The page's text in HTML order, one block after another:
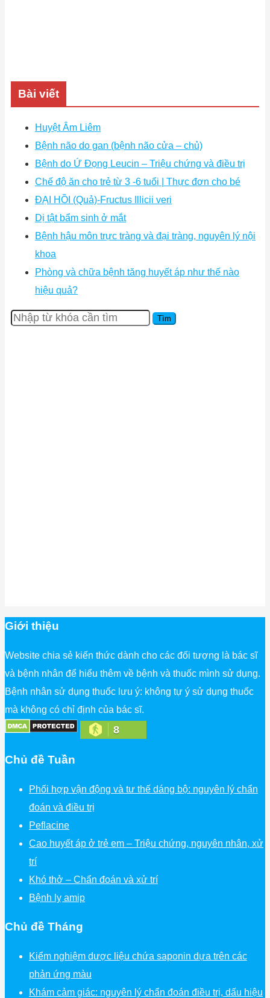
Bài viết
Huyệt Âm Liêm
Bệnh não do gan (bệnh não cửa – chủ)
Bệnh do Ứ Đọng Leucin – Triệu chứng và điều trị
Chế độ ăn cho trẻ từ 3 -6 tuổi | Thực đơn cho bé
ĐẠI HỒI (Quả)-Fructus Illicii veri
Dị tật bẩm sinh ở mắt
Bệnh hậu môn trực tràng và đại tràng, nguyên lý nội
khoa
Phòng và chữa bệnh tăng huyết áp như thế nào
hiệu quả?
Giới thiệu
Website chia sẻ kiến thức dành cho các đối tượng là bác sĩ
và bệnh nhân để hiểu thêm về bệnh và thuốc mình sử dụng.
Bệnh nhân sử dụng thuốc lưu ý: không tự ý sử dụng thuốc
mà không có chỉ định của bác sĩ.
8
Chủ đề Tuần
Phối hợp vận động và tư thế dáng bộ: nguyên lý chẩn
đoán và điều trị
Peflacine
Cao huyết áp ở trẻ em – Triệu chứng, nguyên nhân, xử
trí
Khó thở – Chẩn đoán và xử trí
Bệnh lỵ amip
Chủ đề Tháng
Kiểm nghiệm dược liệu chứa saponin dựa trên các
phản ứng màu
Khám cảm giác: nguyên lý chẩn đoán điều trị, dấu hiệu